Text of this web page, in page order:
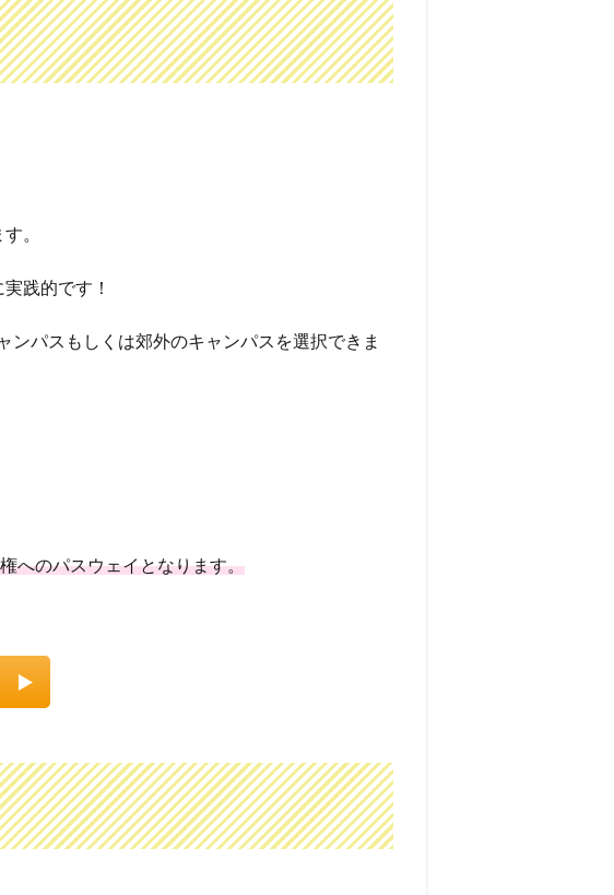
。
践的です！
パスもしくは郊外のキャンパスを選択できま
へのパスウェイとなります。
▶️